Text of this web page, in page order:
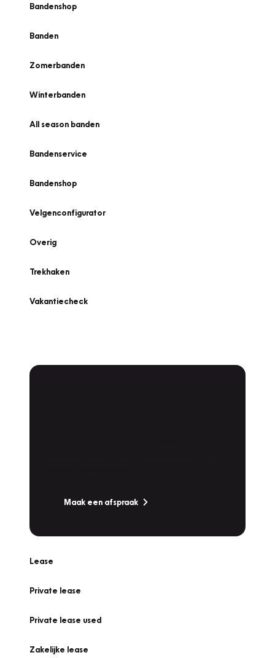
Bandenshop
Banden
Zomerbanden
Winterbanden
All season banden
Bandenservice
Bandenshop
Velgenconfigurator
Overig
Trekhaken
Vakantiecheck
Maak een afspraak
Lease
Private lease
Private lease used
Zakelijke lease